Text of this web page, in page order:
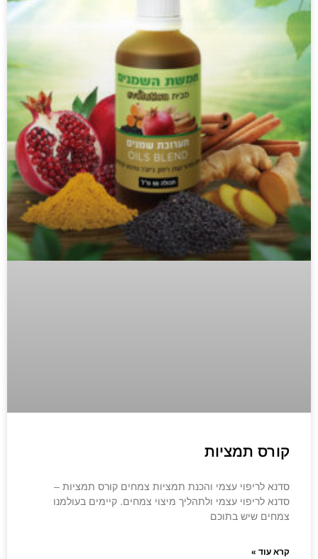
קורס תמציות
סדנא לריפוי עצמי והכנת תמציות צמחים קורס תמציות –
סדנא לריפוי עצמי ולתהליך מיצוי צמחים. קיימים בעולמנו
צמחים שיש בתוכם
קרא עוד »